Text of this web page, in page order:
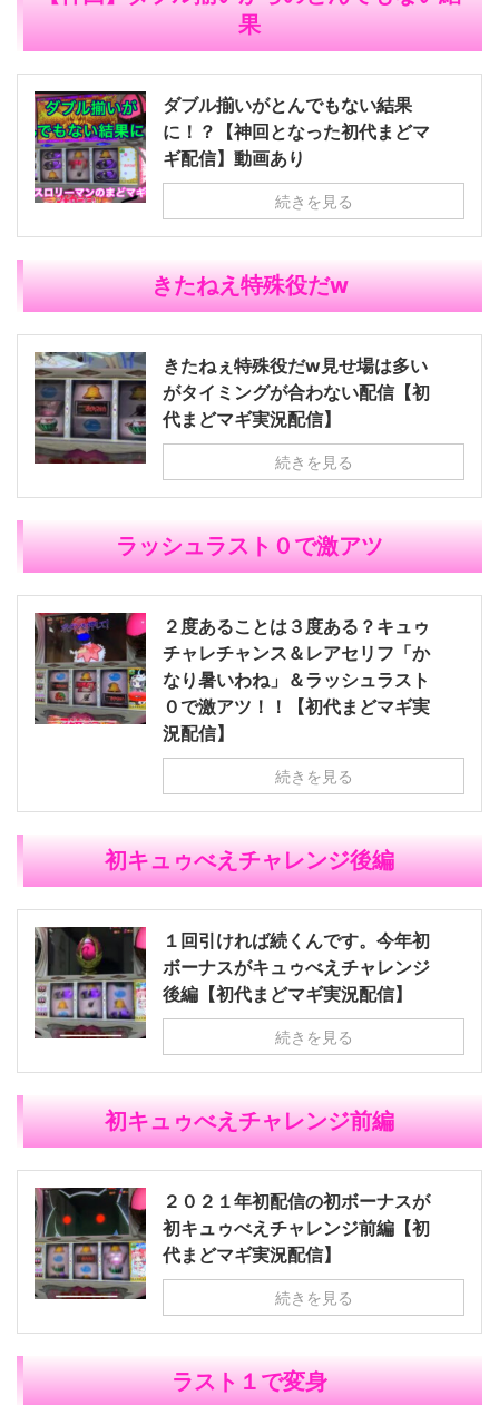
果
ダブル揃いがとんでもない結果
に！？【神回となった初代まどマ
ギ配信】動画あり
続きを見る
きたねえ特殊役だw
きたねぇ特殊役だw見せ場は多い
がタイミングが合わない配信【初
代まどマギ実況配信】
続きを見る
ラッシュラスト０で激アツ
２度あることは３度ある？キュゥ
チャレチャンス＆レアセリフ「か
なり暑いわね」＆ラッシュラスト
０で激アツ！！【初代まどマギ実
況配信】
続きを見る
初キュゥべえチャレンジ後編
１回引ければ続くんです。今年初
ボーナスがキュゥべえチャレンジ
後編【初代まどマギ実況配信】
続きを見る
初キュゥべえチャレンジ前編
２０２１年初配信の初ボーナスが
初キュゥべえチャレンジ前編【初
代まどマギ実況配信】
続きを見る
ラスト１で変身